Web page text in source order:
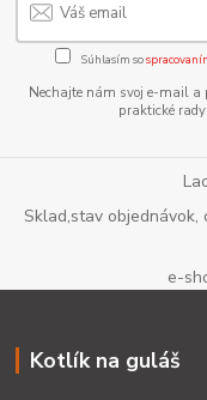
Súhlasím so
Nechajte nám svoj e-mail a
praktické
Sklad,stav objednávok,
e-
Kotlík na guláš